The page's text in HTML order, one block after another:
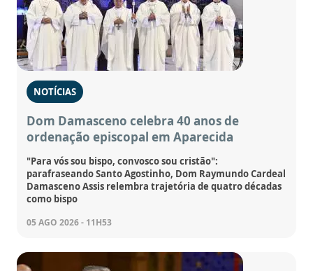
NOTÍCIAS
Dom Damasceno celebra 40 anos de
ordenação episcopal em Aparecida
"Para vós sou bispo, convosco sou cristão":
parafraseando Santo Agostinho, Dom Raymundo Cardeal
Damasceno Assis relembra trajetória de quatro décadas
como bispo
05 AGO 2026 - 11H53